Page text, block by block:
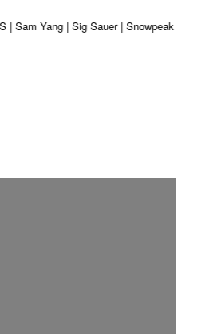
Yang | Sig Sauer | Snowpeak | Umarex